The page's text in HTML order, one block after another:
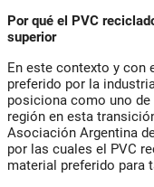
Por qué el PVC
superior
En este contexto y con
preferido por la
posiciona como uno
región en esta
Asociación Argentina
por las cuales el PVC
material preferido para